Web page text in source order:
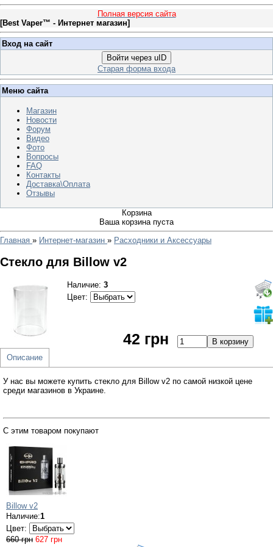
Полная версия сайта
[Best Vaper™ - Интернет магазин]
Вход на сайт
Войти через uID
Старая форма входа
Меню сайта
Магазин
Новости
Форум
Видео
Фото
Вопросы
FAQ
Контакты
Доставка\Оплата
Отзывы
Корзина
Ваша корзина пуста
Главная » Интернет-магазин » Расходники и Аксессуары
Стекло для Billow v2
Наличие: 3
Цвет:
42 грн
Описание
У нас вы можете купить стекло для Billow v2 по самой низкой цене
среди магазинов в Украине.
С этим товаром покупают
Billow v2
Наличие:1
Цвет:
660 грн 627 грн